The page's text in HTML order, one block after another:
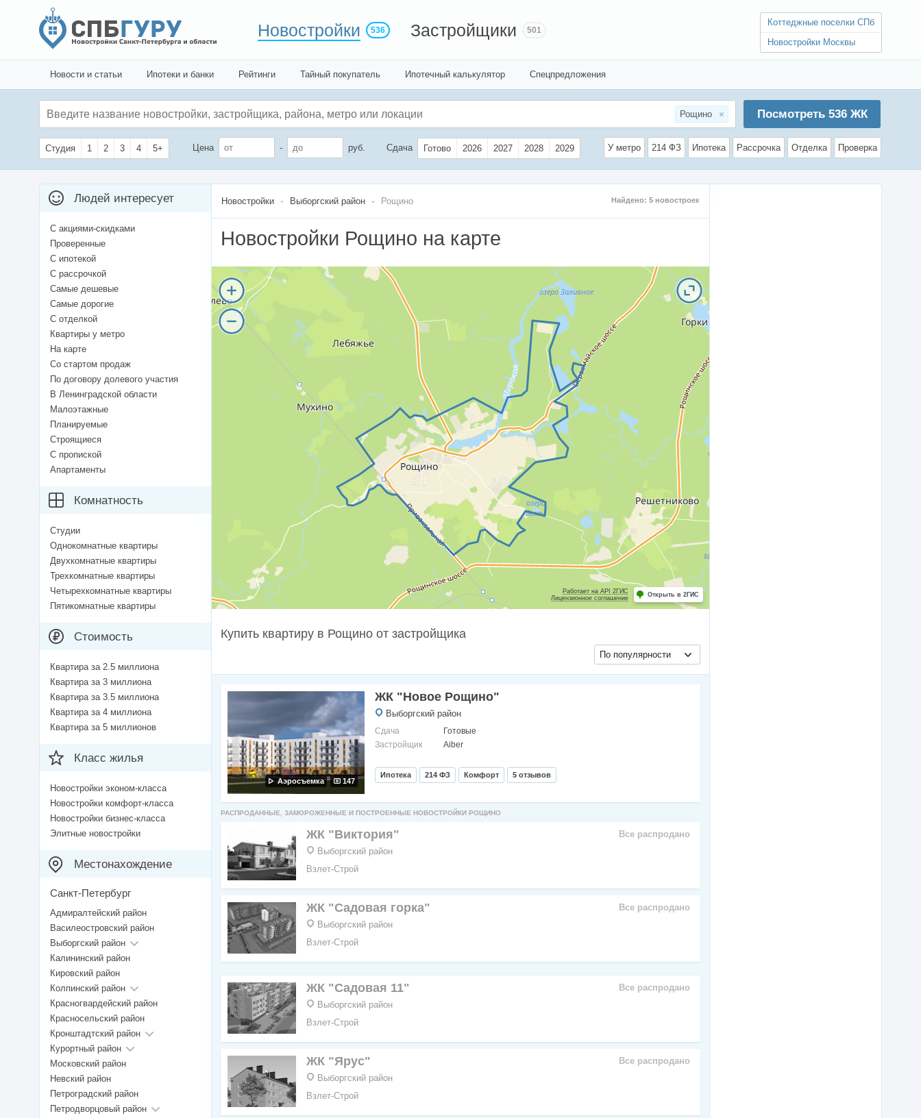
Новостройки 536 Застройщики 501
Коттеджные поселки СПб
Новостройки Москвы
Новости и статьи Ипотеки и банки Рейтинги Тайный покупатель Ипотечный калькулятор Спецпредложения
Рощино Посмотреть 536ЖК
Студия 1 2 3 4 5+ Цена - руб. Сдача Готово 2026 2027 2028 2029 У метро 214 ФЗ Ипотека Рассрочка Отделка Проверка
Найдено: 5 новостроек
Новостройки Выборгский район Рощино
Новостройки Рощино на карте
Работает на API 2ГИС
Лицензионное соглашение
Открыть в 2ГИС
Купить квартиру в Рощино от застройщика
По популярности
147
Аэросъемка
ЖК "Новое Рощино"
Выборгский район
Сдача
Готовые
Застройщик
Aiber
Ипотека 214 ФЗ Комфорт 5 отзывов
РАСПРОДАННЫЕ, ЗАМОРОЖЕННЫЕ И ПОСТРОЕННЫЕ НОВОСТРОЙКИ РОЩИНО
ЖК "Виктория"
Все распродано
Выборгский район
Взлет-Строй
ЖК "Садовая горка"
Все распродано
Выборгский район
Взлет-Строй
ЖК "Садовая 11"
Все распродано
Выборгский район
Взлет-Строй
ЖК "Ярус"
Все распродано
Выборгский район
Взлет-Строй
Людей интересует
С акциями-скидками
Проверенные
С ипотекой
С рассрочкой
Самые дешевые
Самые дорогие
С отделкой
Квартиры у метро
На карте
Со стартом продаж
По договору долевого участия
В Ленинградской области
Малоэтажные
Планируемые
Строящиеся
С пропиской
Апартаменты
Комнатность
Студии
Однокомнатные квартиры
Двухкомнатные квартиры
Трехкомнатные квартиры
Четырехкомнатные квартиры
Пятикомнатные квартиры
Стоимость
Квартира за 2.5 миллиона
Квартира за 3 миллиона
Квартира за 3.5 миллиона
Квартира за 4 миллиона
Квартира за 5 миллионов
Класс жилья
Новостройки эконом-класса
Новостройки комфорт-класса
Новостройки бизнес-класса
Элитные новостройки
Местонахождение
Санкт-Петербург
Адмиралтейский район
Василеостровский район
Выборгский район
Калининский район
Кировский район
Колпинский район
Красногвардейский район
Красносельский район
Кронштадтский район
Курортный район
Московский район
Невский район
Петроградский район
Петродворцовый район